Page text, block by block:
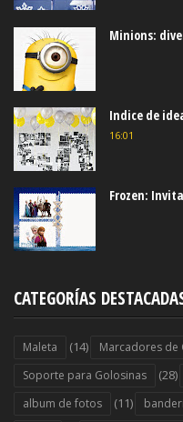
Minions:
Indice de
16:01
Frozen:
CATEGORÍAS
Maleta (14) Marcadores de
Soporte para Golosinas (28)
album de fotos (11)